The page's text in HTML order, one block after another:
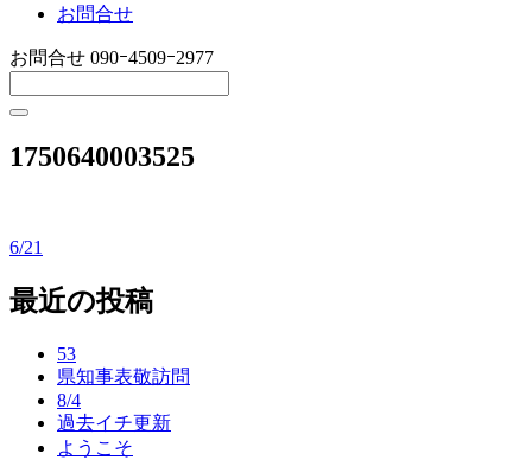
お問合せ
お問合せ 090ｰ4509ｰ2977
1750640003525
投
稿
6/21
最近の投稿
53
県知事表敬訪問
8/4
過去イチ更新
ようこそ